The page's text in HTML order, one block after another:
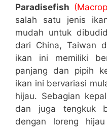
Paradisefish
salah satu jenis
mudah untuk
dari China, Taiwan
ikan ini memiliki
panjang dan pipih
ikan ini bervariasi
hijau. Sebagian
dan juga tengkuk
dengan loreng